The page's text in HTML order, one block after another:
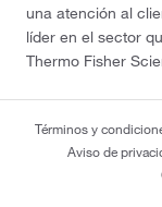
una atención al
líder en el sector
Thermo Fisher
Términos y
Aviso de